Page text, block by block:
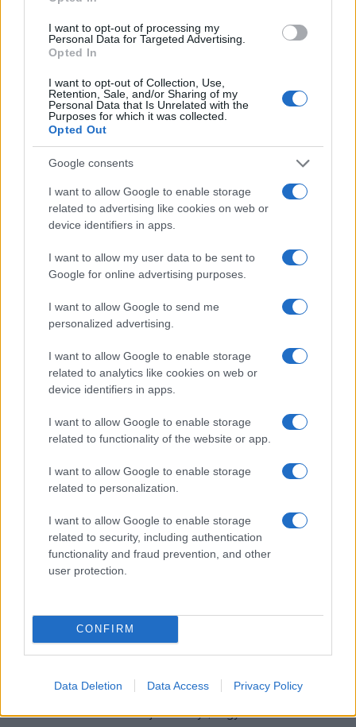
I want to opt-out of processing my
Personal Data for Targeted Advertising.
Opted In
I want to opt-out of Collection, Use,
Retention, Sale, and/or Sharing of my
Personal Data that Is Unrelated with the
Purposes for which it was collected.
Opted Out
Google consents
I want to allow Google to enable storage
related to advertising like cookies on web or
device identifiers in apps.
I want to allow my user data to be sent to
Google for online advertising purposes.
I want to allow Google to send me
personalized advertising.
I want to allow Google to enable storage
related to analytics like cookies on web or
device identifiers in apps.
I want to allow Google to enable storage
related to functionality of the website or app.
I want to allow Google to enable storage
related to personalization.
I want to allow Google to enable storage
related to security, including authentication
functionality and fraud prevention, and other
user protection.
CONFIRM
Data Deletion Data Access Privacy Policy
lapozott előtte. A tisztesség és jó ízlés bizony úgy kívánta
volna, hogy mindenki rendesen megtanulja fejből a
szöveget. Azt azért lehetett előre tudni, hogy mikor lesz
Erkel születésének kétszázadik évfordulója (egy budapesti
teret is elneveztek annak idején erről a napról - vagy másról,
de az időpont egybeesett, kedves elvtársak). Illő lett volna a
kórust is alaposabban betanítani. Ritkán használok efféle
szavakat, de ki kell mondanom: gyalázatos volt. A zenekar
ugyancsak szedett-vedettnek tűnt az elején, szerencsére
vezetésével
nagyjából a Melinda-Ottó kettőstől tisztes színvonalon, néha
a fejem. Noha nagy a kísértés, nem ordította végig a
szerepet. AHazám, hazám méltán ragadtatta tapsviharra a
"nem"-jei a királynővel folytatott vitában. Híven közvetítette
a dráma kényegét.Pánczél Éva mint Gertrudis jóval
kevésbé tűnt félelmetes vitapartnernek. Nem az ő
(egyébként kétségkívül szép, de kisebb fajsúlyú) hangjára
való ez a szerep.
Kertesi Ingrid
mint Melinda eleinte
megijesztett. Kemény, érdes hangjait sokszor hamiskásnak
hallottam. Alighanem tartalékolta erejét a tiszaparti
jelenetre, amelynek nyaktörő szólamát viszont igen
Ottóként ismét megrezegtette a csillárokat
hihetetlenül erőteljes és magával ragadóan szép színű
csillárrezegtetés nem feltétlenül egy tenorista egyetlen
feladata. Mint énekesi teljesítményt, nagyszerűnek éreztem